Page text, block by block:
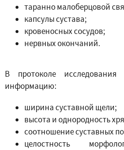
таранно малоберцовой
капсулы сустава;
кровеносных сосудов;
нервных окончаний.
В протоколе исследования
информацию:
ширина суставной щели;
высота и однородность
соотношение суставных
целостность